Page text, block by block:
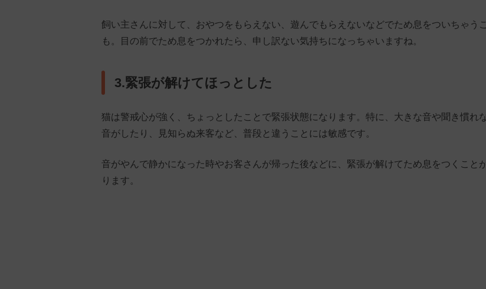
飼い主さんに対して、おやつをもらえない、遊んでもらえないなどでため息をついちゃう
も。目の前でため息をつかれたら、申し訳ない気持ちになっちゃいますね。
3.緊張が解けてほっとした
猫は警戒心が強く、ちょっとしたことで緊張状態になります。特に、大きな音や聞き慣れ
音がしたり、見知らぬ来客など、普段と違うことには敏感です。
音がやんで静かになった時やお客さんが帰った後などに、緊張が解けてため息をつくこと
ります。